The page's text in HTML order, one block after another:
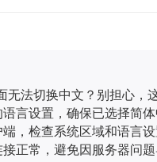
法切换中文？别担心，
言设置，确保已选择简
，检查系统区域和语言
正常，避免因服务器问